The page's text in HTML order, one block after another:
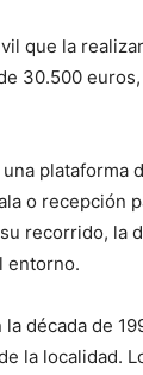
que la
30.500
plataforma
o recepción
recorrido, la
entorno.
década de
la localidad.